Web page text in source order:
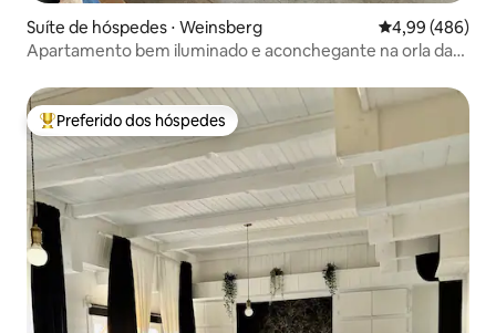
Suíte de hóspedes ⋅ Weinsberg 4,99 de uma
4,99 (486)
Apartamento bem iluminado e aconchegante na orla da
Entre os melhores preferidos dos hóspedes
Preferido dos hóspedes